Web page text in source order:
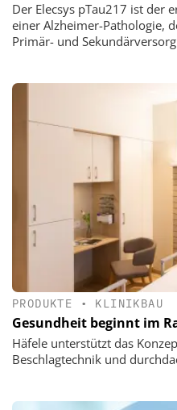
Der Elecsys pTau217 ist der
einer Alzheimer-Pathologie,
Primär- und
PRODUKTE • KLINIKBAU
Gesundheit beginnt im
Häfele unterstützt das
Beschlagtechnik und